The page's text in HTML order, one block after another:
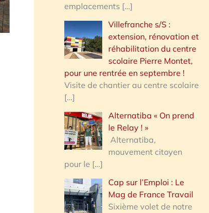
emplacements […]
Villefranche s/S :
extension, rénovation et
réhabilitation du centre
scolaire Pierre Montet,
pour une rentrée en septembre !
Visite de chantier au centre scolaire
[…]
Alternatiba « On prend
le Relay ! »
Alternatiba,
mouvement citoyen
pour le […]
Cap sur l’Emploi : Le
Mag de France Travail
Sixième volet de notre